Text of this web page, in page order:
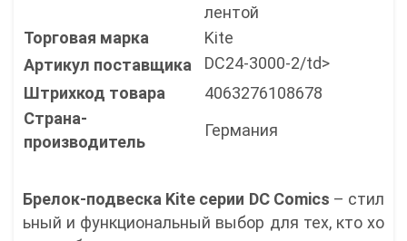
лентой
Торговая марка
Kite
Артикул поставщика
DC24-3000-2/td>
Штрихкод товара
4063276108678
Страна-
производитель
Германия
Брелок-подвеска Kite серии DC Comics – стил
ьный и функциональный выбор для тех, кто хо